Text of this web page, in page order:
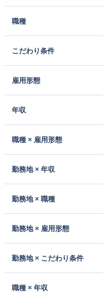
職種
こだわり条件
雇用形態
年収
職種 × 雇用形態
勤務地 × 年収
勤務地 × 職種
勤務地 × 雇用形態
勤務地 × こだわり条件
職種 × 年収